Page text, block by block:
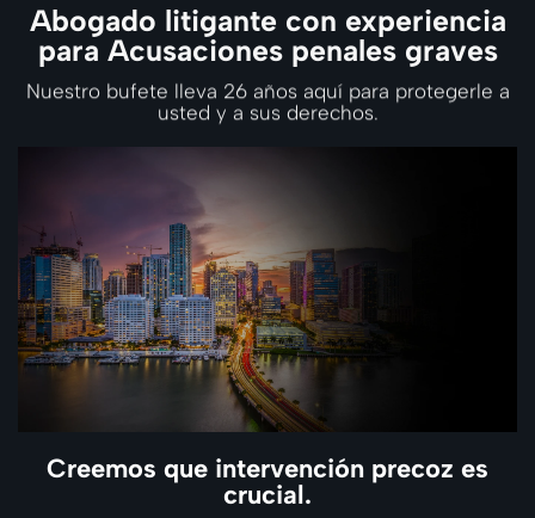
Abogado litigante con experiencia
para Acusaciones penales graves
Nuestro bufete lleva 26 años aquí para protegerle a
usted y a sus derechos.
Creemos que intervención precoz es
crucial.